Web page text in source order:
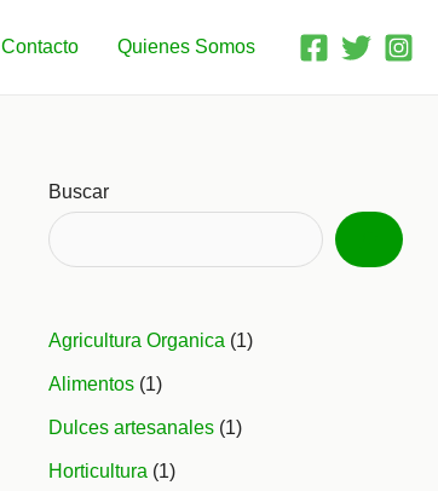
Contacto Quienes Somos
Buscar
Agricultura Organica (1)
Alimentos (1)
Dulces artesanales (1)
Horticultura (1)